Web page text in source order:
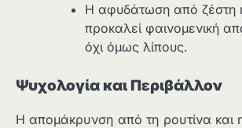
Η αφυδάτωση από ζέστη
προκαλεί φαινομενική
όχι όμως λίπους.
Ψυχολογία και Περιβάλλον
Η απομάκρυνση από τη ρουτίνα και